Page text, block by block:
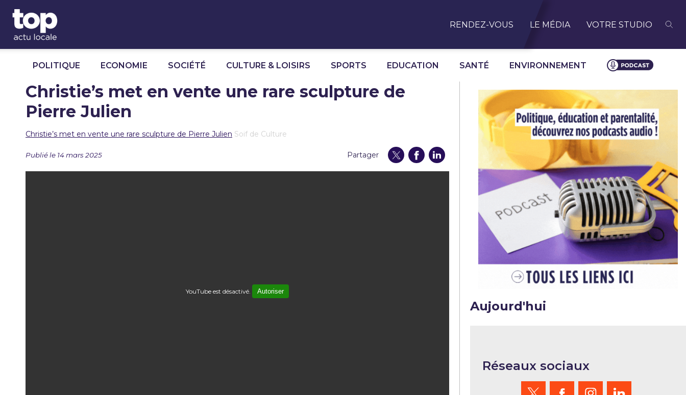
RENDEZ-VOUS LE MÉDIA VOTRE STUDIO
POLITIQUE ECONOMIE SOCIÉTÉ CULTURE & LOISIRS SPORTS EDUCATION SANTÉ ENVIRONNEMENT
Christie’s met en vente une rare sculpture de
Pierre Julien
Christie’s met en vente une rare sculpture de Pierre Julien Soif de Culture
Publié le 14 mars 2025 Partager
YouTube est désactivé. Autoriser
Aujourd'hui
Réseaux sociaux